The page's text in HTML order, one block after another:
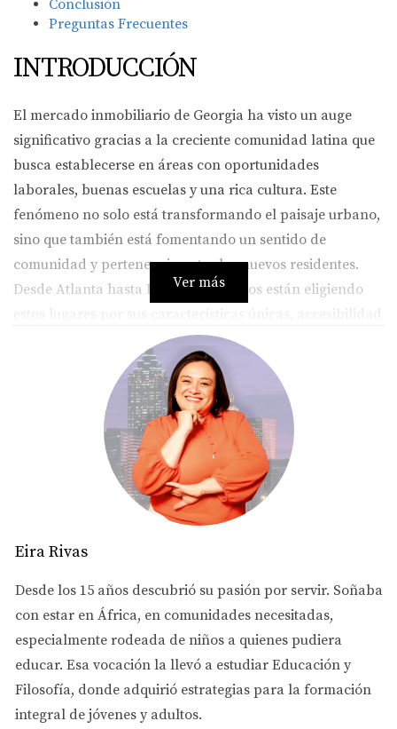
Conclusión
Preguntas Frecuentes
INTRODUCCIÓN
El mercado inmobiliario de Georgia ha visto un auge
significativo gracias a la creciente comunidad latina que
busca establecerse en áreas con oportunidades
laborales, buenas escuelas y una rica cultura. Este
fenómeno no solo está transformando el paisaje urbano,
sino que también está fomentando un sentido de
comunidad y pertenencia entre los nuevos residentes.
Desde Atlanta hasta Duluth, los latinos están eligiendo
estos lugares por sus características únicas, accesibilidad
y calidad de vida. Vamos a sumergirnos en los siete
lugares más populares donde los latinos están
comprando casas en Georgia en 2025.
TOP 7 LUGARES EN GEORGIA
Atlanta, la capital del estado, es un imán para muchos
económicas. La ciudad ofrece una mezcla vibrante de
historia, arte y gastronomía que atrae a familias jóvenes y
profesionales. Un caso notable es el de la familia López,
quienes se mudaron a Atlanta buscando mejores
oportunidades laborales y encontraron un hogar
perfecto en el barrio de East Atlanta Village. Aquí, no
solo pudieron disfrutar de una casa asequible, sino
Ver más
Eira Rivas
Desde los 15 años descubrió su pasión por servir. Soñaba
con estar en África, en comunidades necesitadas,
especialmente rodeada de niños a quienes pudiera
educar. Esa vocación la llevó a estudiar Educación y
Filosofía, donde adquirió estrategias para la formación
integral de jóvenes y adultos.